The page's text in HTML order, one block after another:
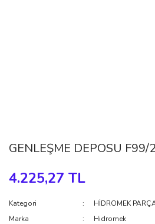
GENLEŞME DEPOSU
4.225,27 TL
Kategori
HİDROMEK
Marka
Hidromek